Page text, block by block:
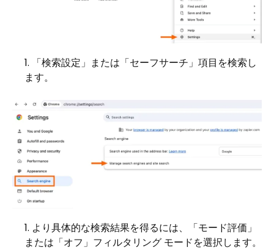
「検索設定」または「セーフサーチ」項目を検索し
ます。
より具体的な検索結果を得るには、「モード評価」
または「オフ」フィルタリング モードを選択します。